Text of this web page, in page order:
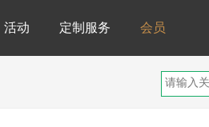
活动 定制服务 会员